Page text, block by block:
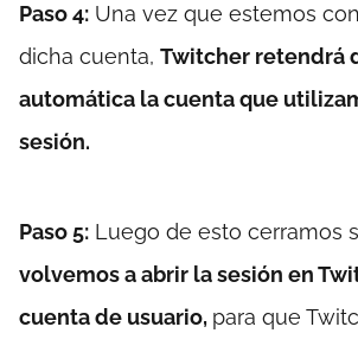
Paso 4: Una vez que estemos
dicha cuenta, Twitcher retendrá
automática la cuenta que
sesión.
Paso 5: Luego de esto cerramos
volvemos a abrir la sesión en
cuenta de usuario, para que